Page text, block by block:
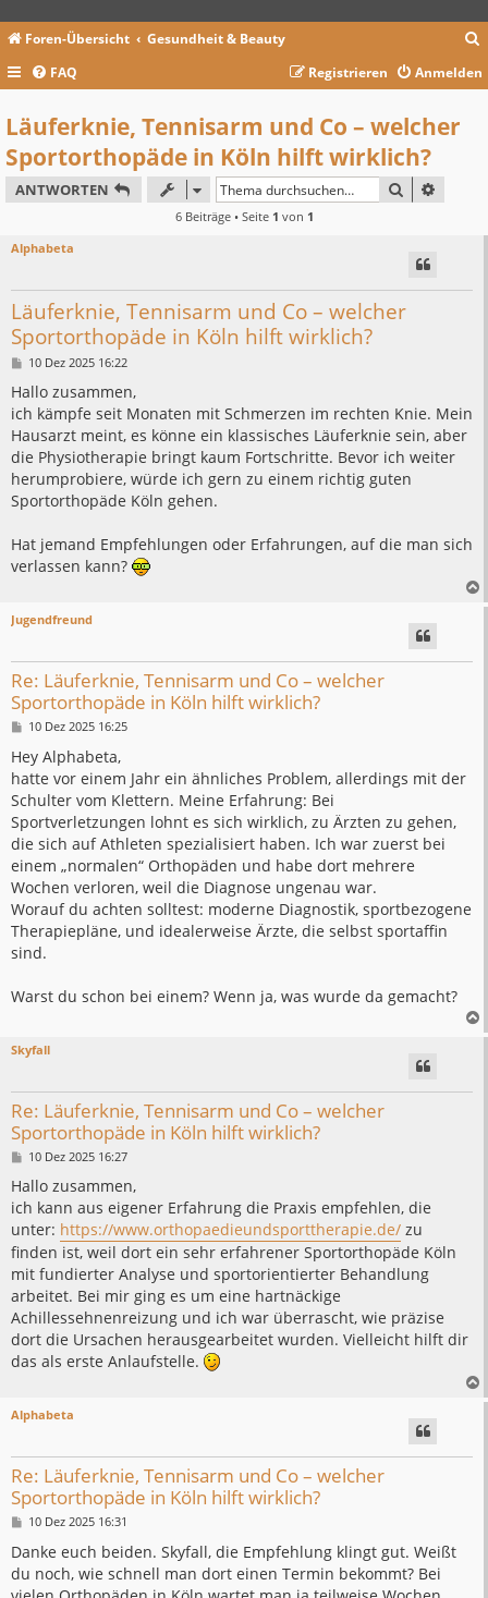
Foren-Übersicht Gesundheit & Beauty
c
FAQ Anmelden
Registrieren
Läuferknie, Tennisarm und Co – welcher
Sportorthopäde in Köln hilft wirklich?
ANTWORTEN SUCHE
6 Beiträge • Seite 1 von 1
Alphabeta
Läuferknie, Tennisarm und Co – welcher
Sportorthopäde in Köln hilft wirklich?
B
i
r
a
g
10 Dez 2025 16:22
Hallo zusammen,
ich kämpfe seit Monaten mit Schmerzen im rechten Knie. Mein
Hausarzt meint, es könne ein klassisches Läuferknie sein, aber
die Physiotherapie bringt kaum Fortschritte. Bevor ich weiter
herumprobiere, würde ich gern zu einem richtig guten
Sportorthopäde Köln gehen.
Hat jemand Empfehlungen oder Erfahrungen, auf die man sich
verlassen kann?
Jugendfreund
Re: Läuferknie, Tennisarm und Co – welcher
Sportorthopäde in Köln hilft wirklich?
B
i
t
r
a
g
10 Dez 2025 16:25
Hey Alphabeta,
hatte vor einem Jahr ein ähnliches Problem, allerdings mit der
Schulter vom Klettern. Meine Erfahrung: Bei
Sportverletzungen lohnt es sich wirklich, zu Ärzten zu gehen,
die sich auf Athleten spezialisiert haben. Ich war zuerst bei
einem „normalen“ Orthopäden und habe dort mehrere
Wochen verloren, weil die Diagnose ungenau war.
Worauf du achten solltest: moderne Diagnostik, sportbezogene
Therapiepläne, und idealerweise Ärzte, die selbst sportaffin
sind.
Warst du schon bei einem? Wenn ja, was wurde da gemacht?
Skyfall
Re: Läuferknie, Tennisarm und Co – welcher
Sportorthopäde in Köln hilft wirklich?
B
i
r
a
g
10 Dez 2025 16:27
Hallo zusammen,
ich kann aus eigener Erfahrung die Praxis empfehlen, die
unter: https://www.orthopaedieundsporttherapie.de/ zu
finden ist, weil dort ein sehr erfahrener Sportorthopäde Köln
mit fundierter Analyse und sportorientierter Behandlung
arbeitet. Bei mir ging es um eine hartnäckige
Achillessehnenreizung und ich war überrascht, wie präzise
dort die Ursachen herausgearbeitet wurden. Vielleicht hilft dir
das als erste Anlaufstelle.
Alphabeta
Re: Läuferknie, Tennisarm und Co – welcher
Sportorthopäde in Köln hilft wirklich?
B
i
t
r
a
10 Dez 2025 16:31
Danke euch beiden. Skyfall, die Empfehlung klingt gut. Weißt
du noch, wie schnell man dort einen Termin bekommt? Bei